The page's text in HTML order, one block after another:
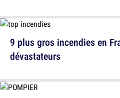
9 plus gros incendies en
dévastateurs